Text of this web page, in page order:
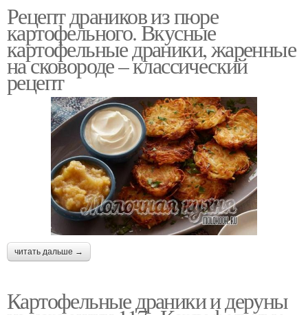
Рецепт драников из пюре
картофельного. Вкусные
картофельные драники, жаренные
на сковороде – классический
рецепт
читать дальше →
Картофельные драники и деруны